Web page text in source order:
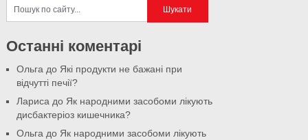
Останні коментарі
Ольга до Які продукти не бажані при
відчутті печії?
Лариса до Як народними засобоми лікують
дисбактеріоз кишечника?
Ольга до Як народними засобоми лікують